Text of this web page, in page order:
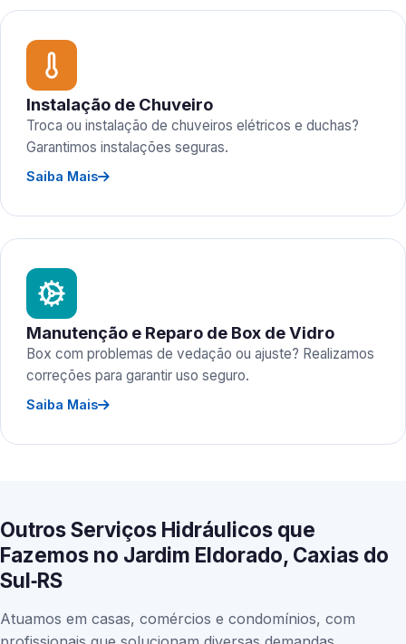
Instalação de Chuveiro
Troca ou instalação de chuveiros elétricos e duchas?
Garantimos instalações seguras.
Saiba Mais
Manutenção e Reparo de Box de Vidro
Box com problemas de vedação ou ajuste? Realizamos
correções para garantir uso seguro.
Saiba Mais
Outros Serviços Hidráulicos que
Fazemos no Jardim Eldorado, Caxias do
Sul‑RS
Atuamos em casas, comércios e condomínios, com